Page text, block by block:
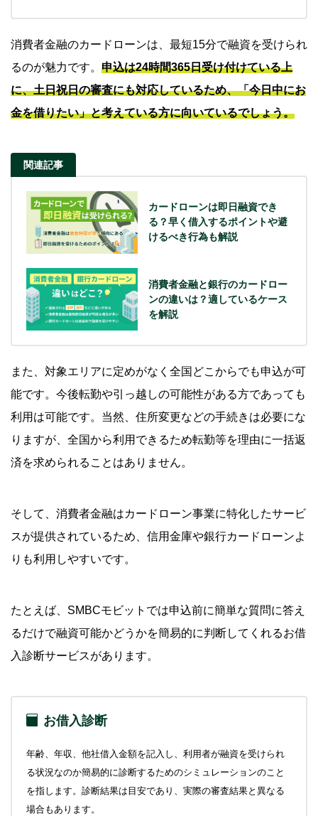
消費者金融のカードローンは、最短15分で融資を受けられ
るのが魅力です。 申込は24時間365日受け付けている上
に、土日祝日の審査にも対応しているため、「今日中にお
金を借りたい」と考えている方に向いているでしょう。
関連記事
カードローンは即日融資でき
る？早く借入するポイントや避
けるべき行為も解説
消費者金融と銀行のカードロー
ンの違いは？適しているケース
を解説
また、対象エリアに定めがなく全国どこからでも申込が可
能です。今後転勤や引っ越しの可能性がある方であっても
利用は可能です。当然、住所変更などの手続きは必要にな
りますが、全国から利用できるため転勤等を理由に一括返
済を求められることはありません。
そして、消費者金融はカードローン事業に特化したサービ
スが提供されているため、信用金庫や銀行カードローンよ
りも利用しやすいです。
たとえば、SMBCモビットでは申込前に簡単な質問に答え
るだけで融資可能かどうかを簡易的に判断してくれるお借
入診断サービスがあります。
お借入診断
年齢、年収、他社借入金額を記入し、利用者が融資を受けられ
る状況なのか簡易的に診断するためのシミュレーションのこと
を指します。診断結果は目安であり、実際の審査結果と異なる
場合もあります。